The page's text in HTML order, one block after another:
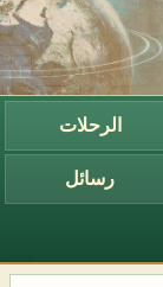
الرحلات
رسائل